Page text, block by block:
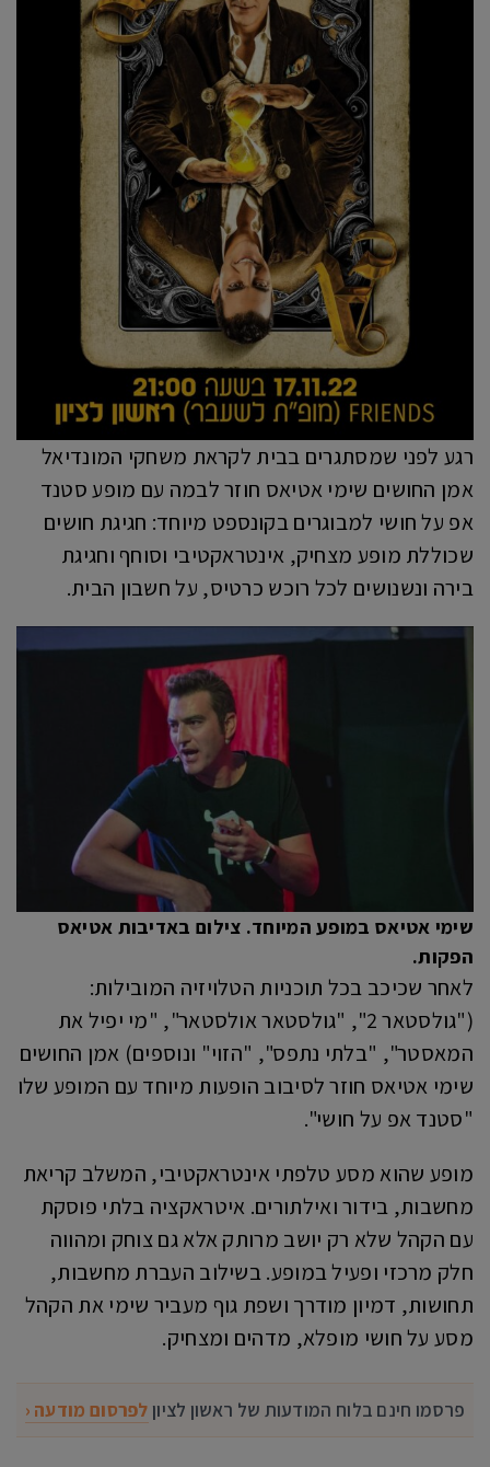
רגע לפני שמסתגרים בבית לקראת משחקי המונדיאל
אמן החושים שימי אטיאס חוזר לבמה עם מופע סטנד
אפ על חושי למבוגרים בקונספט מיוחד: חגיגת חושים
שכוללת מופע מצחיק, אינטראקטיבי וסוחף וחגיגת
בירה ונשנושים לכל רוכש כרטיס, על חשבון הבית.
שימי אטיאס במופע המיוחד. צילום באדיבות אטיאס
הפקות.
לאחר שכיכב בכל תוכניות הטלויזיה המובילות:
("גולסטאר 2", "גולסטאר אולסטאר", "מי יפיל את
המאסטר", "בלתי נתפס", "הזוי" ונוספים) אמן החושים
שימי אטיאס חוזר לסיבוב הופעות מיוחד עם המופע שלו
"סטנד אפ על חושי".
מופע שהוא מסע טלפתי אינטראקטיבי, המשלב קריאת
מחשבות, בידור ואילתורים. איטראקציה בלתי פוסקת
עם הקהל שלא רק יושב מרותק אלא גם צוחק ומהווה
חלק מרכזי ופעיל במופע. בשילוב העברת מחשבות,
תחושות, דמיון מודרך ושפת גוף מעביר שימי את הקהל
מסע על חושי מופלא, מדהים ומצחיק.
פרסמו חינם בלוח המודעות של ראשון לציון לפרסום מודעה ‹